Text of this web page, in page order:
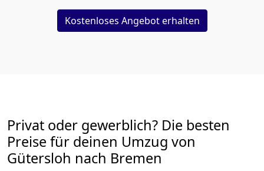
Kostenloses Angebot erhalten
Privat oder gewerblich? Die besten
Preise für deinen Umzug von
Gütersloh nach Bremen